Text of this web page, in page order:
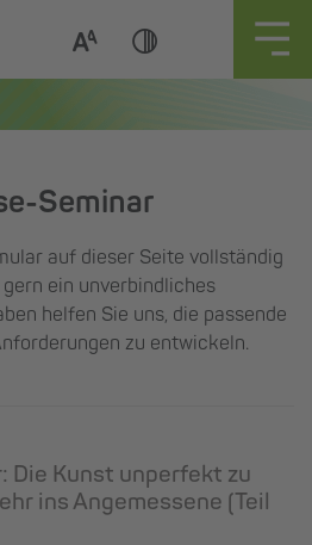
Seminar
auf dieser Seite vollständig
ein unverbindliches
helfen Sie uns, die passende
zu entwickeln.
Die Kunst unperfekt zu
ins Angemessene (Teil